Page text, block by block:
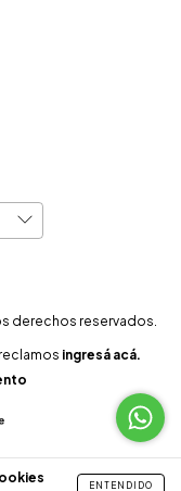
ENTENDIDO
derechos reservados.
ingresá acá.